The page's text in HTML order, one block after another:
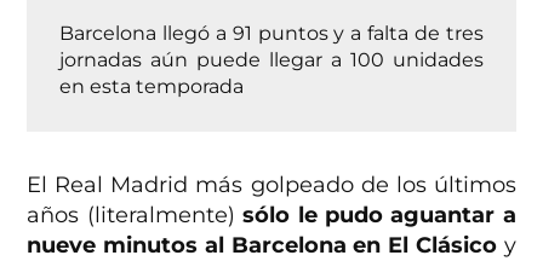
Barcelona llegó a 91 puntos y a falta de tres
jornadas aún puede llegar a 100 unidades
en esta temporada
El Real Madrid más golpeado de los últimos
años (literalmente)sólo le pudo aguantar a
nueve minutos al Barcelona en El Clásicoy